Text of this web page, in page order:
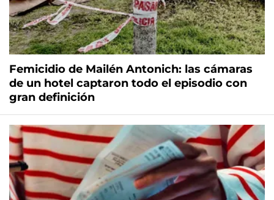
Femicidio de Mailén Antonich: las cámaras
de un hotel captaron todo el episodio con
gran definición